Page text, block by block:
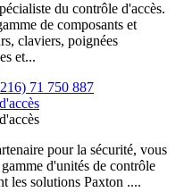
du contrôle d'accès.
de composants et
claviers, poignées
et...
71 750 887
pour la sécurité, vous
d'unités de contrôle
les solutions Paxton ....